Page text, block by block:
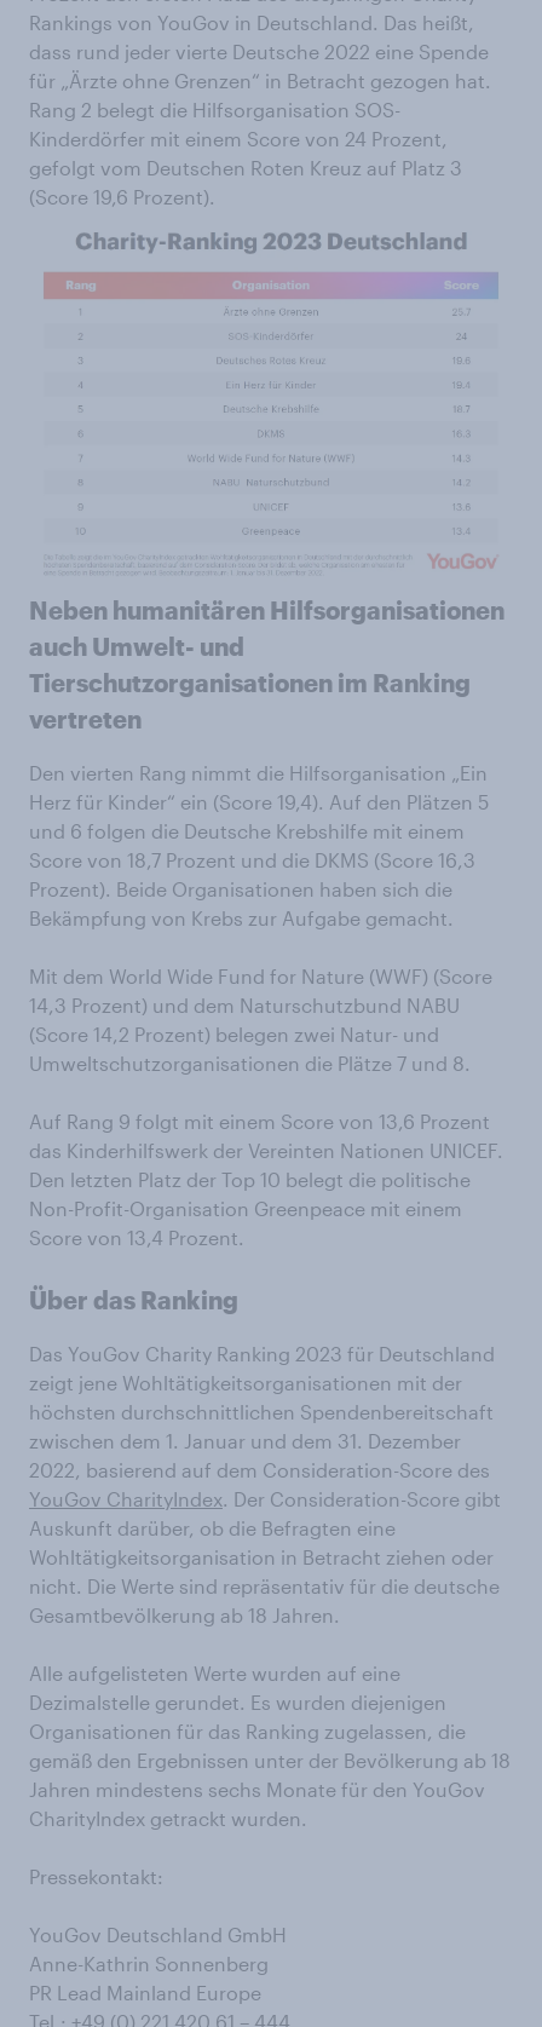
Rankings von YouGov in Deutschland. Das heißt,
dass rund jeder vierte Deutsche 2022 eine Spende
für „Ärzte ohne Grenzen“ in Betracht gezogen hat.
Rang 2 belegt die Hilfsorganisation SOS-
Kinderdörfer mit einem Score von 24 Prozent,
gefolgt vom Deutschen Roten Kreuz auf Platz 3
(Score 19,6 Prozent).
Neben humanitären Hilfsorganisationen
auch Umwelt- und
Tierschutzorganisationen im Ranking
vertreten
Den vierten Rang nimmt die Hilfsorganisation „Ein
Herz für Kinder“ ein (Score 19,4). Auf den Plätzen 5
und 6 folgen die Deutsche Krebshilfe mit einem
Score von 18,7 Prozent und die DKMS (Score 16,3
Prozent). Beide Organisationen haben sich die
Bekämpfung von Krebs zur Aufgabe gemacht.
Mit dem World Wide Fund for Nature (WWF) (Score
14,3 Prozent) und dem Naturschutzbund NABU
(Score 14,2 Prozent) belegen zwei Natur- und
Umweltschutzorganisationen die Plätze 7 und 8.
Auf Rang 9 folgt mit einem Score von 13,6 Prozent
das Kinderhilfswerk der Vereinten Nationen UNICEF.
Den letzten Platz der Top 10 belegt die politische
Non-Profit-Organisation Greenpeace mit einem
Score von 13,4 Prozent.
Über das Ranking
Das YouGov Charity Ranking 2023 für Deutschland
zeigt jene Wohltätigkeitsorganisationen mit der
höchsten durchschnittlichen Spendenbereitschaft
zwischen dem 1. Januar und dem 31. Dezember
2022, basierend auf dem Consideration-Score des
YouGov CharityIndex . Der Consideration-Score gibt
Auskunft darüber, ob die Befragten eine
Wohltätigkeitsorganisation in Betracht ziehen oder
nicht. Die Werte sind repräsentativ für die deutsche
Gesamtbevölkerung ab 18 Jahren.
Alle aufgelisteten Werte wurden auf eine
Dezimalstelle gerundet. Es wurden diejenigen
Organisationen für das Ranking zugelassen, die
gemäß den Ergebnissen unter der Bevölkerung ab 18
Jahren mindestens sechs Monate für den YouGov
CharityIndex getrackt wurden.
Pressekontakt:
YouGov Deutschland GmbH
Anne-Kathrin Sonnenberg
PR Lead Mainland Europe
Tel.: +49 (0) 221 420 61 – 444